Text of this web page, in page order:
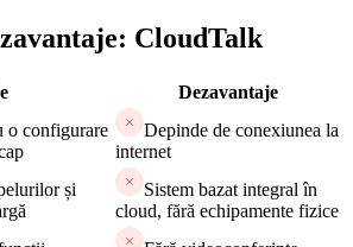
CloudTalk
Dezavantaje
o configurare
Depinde de conexiunea la
internet
și
Sistem bazat integral în
cloud, fără echipamente fizice